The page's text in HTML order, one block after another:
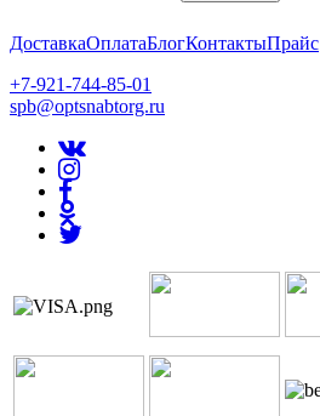
ДоставкаОплатаБлогКонтактыПрайс
+7-921-744-85-01
spb@optsnabtorg.ru